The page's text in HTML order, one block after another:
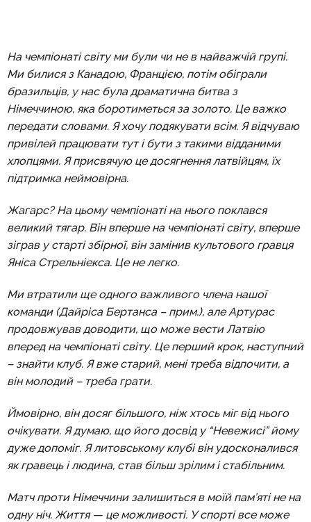
На чемпіонаті світу ми були чи не в найважчій групі.
Ми билися з Канадою, Францією, потім обіграли
бразильців, у нас була драматична битва з
Німеччиною, яка боротиметься за золото. Це важко
передати словами. Я хочу подякувати всім. Я відчуваю
привілей працювати тут і бути з такими відданими
хлопцями. Я присвячую це досягнення латвійцям, їх
підтримка неймовірна.
Жагарс? На цьому чемпіонаті на нього поклався
великий тягар. Він вперше на чемпіонаті світу, вперше
зіграв у старті збірної, він замінив культового гравця
Яніса Стрельніекса. Це не легко.
Ми втратили ще одного важливого члена нашої
команди (Дайріса Бертанса – прим.), але Артурас
продовжував доводити, що може вести Латвію
вперед на чемпіонаті світу. Це перший крок, наступний
– знайти клуб. Я вже старий, мені треба відпочити, а
він молодий – треба грати.
Ймовірно, він досяг більшого, ніж хтось міг від нього
очікувати. Я думаю, що його досвід у “Невежисі” йому
дуже допоміг. Я литовському клубі він удосконалився
як гравець і людина, став більш зрілим і стабільним.
Матч проти Німеччини залишиться в моїй пам’яті не на
одну ніч. Життя — це можливості. У спорті все може